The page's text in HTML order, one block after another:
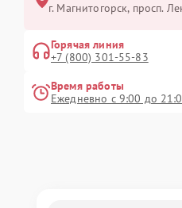
г. Магнитогорск, просп.
Горячая линия
+7 (800) 301-55-83
Время работы
Ежедневно с 9:00 до